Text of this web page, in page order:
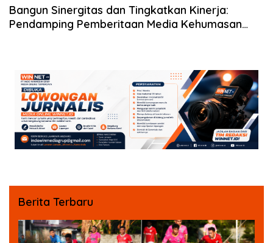
6 Agustus 2023
Bangun Sinergitas dan Tingkatkan Kinerja:
Pendamping Pemberitaan Media Kehumasan
Berita Terbaru